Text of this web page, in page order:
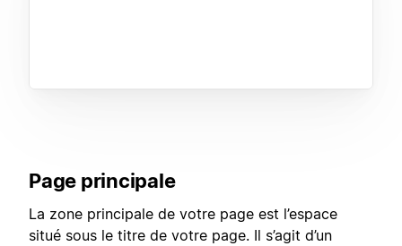
Page principale
La zone principale de votre page est l’espace
situé sous le titre de votre page. Il s’agit d’un